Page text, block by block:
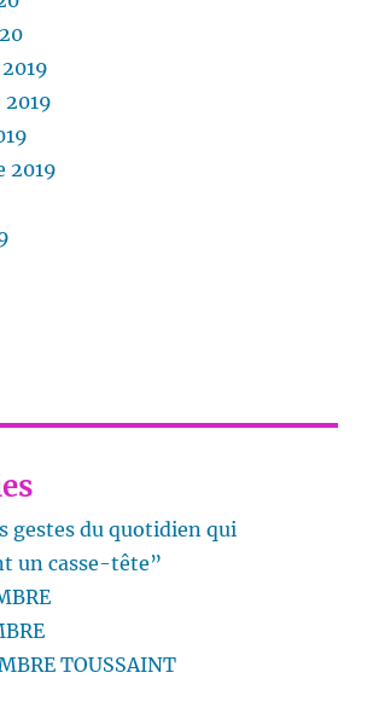
2019
gestes du quotidien qui
un casse-tête”
TOUSSAINT